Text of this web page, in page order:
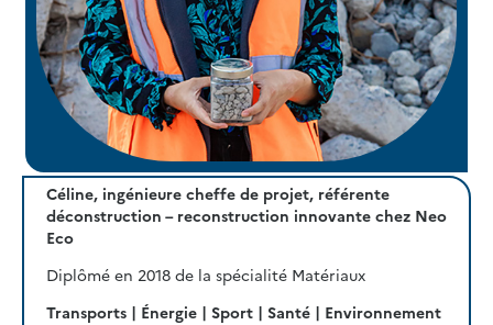
Céline, ingénieure cheffe de projet, référente
déconstruction – reconstruction innovante chez Neo
Eco
Diplômé en 2018 de la spécialité Matériaux
Transports | Énergie | Sport | Santé | Environnement